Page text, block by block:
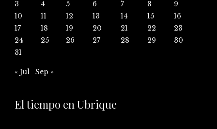
3
4 5 6 7 8
9
10
11 12 13 14 15
16
17
18 19 20 21 22
23
24
25 26 27 28 29
30
31
« Jul Sep »
El tiempo en Ubrique